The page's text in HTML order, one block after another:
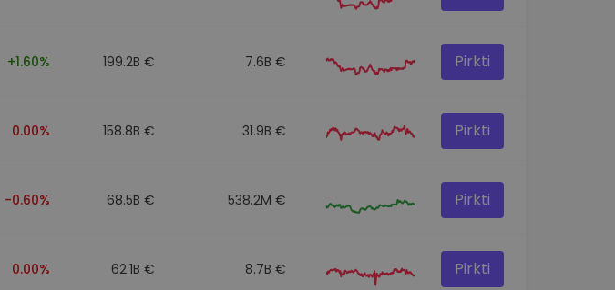
+1.60% 199.2B € 7.6B € Pirkti
0.00% 158.8B € 31.9B € Pirkti
-0.60% 68.5B € 538.2M € Pirkti
0.00% 62.1B € 8.7B € Pirkti